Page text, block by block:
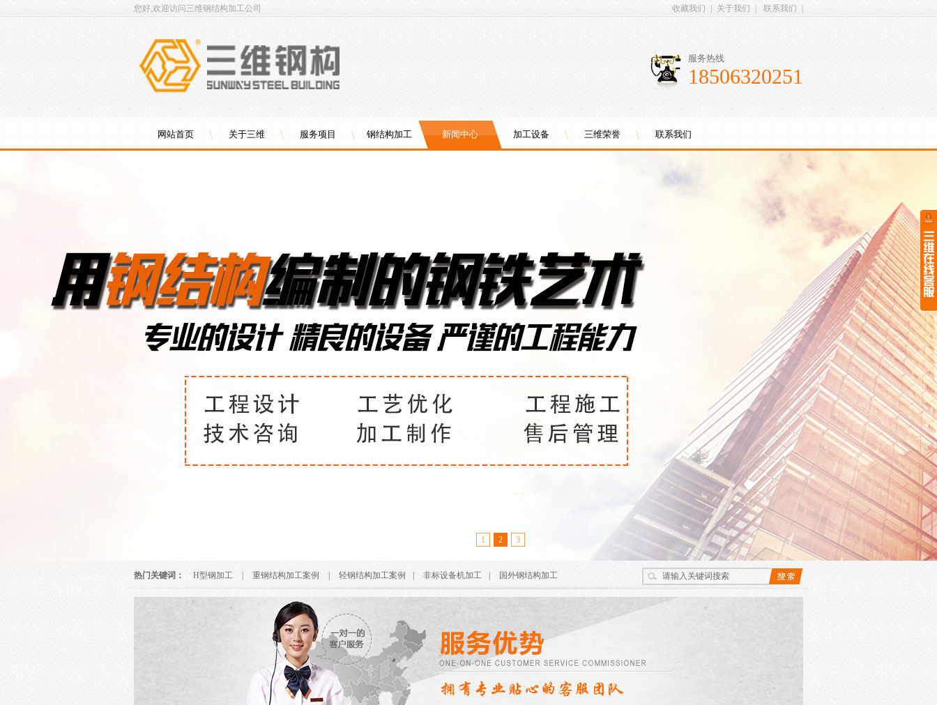
您好,欢迎访问三维钢结构加工公司 收藏我们 关于我们 联系我们
服务热线
18506320251
网站首页 关于三维 服务项目 钢结构加工 新闻中心 加工设备 三维荣誉 联系我们
1 2 3
热门关键词： H型钢加工 | 重钢结构加工案例 | 轻钢结构加工案例 | 非标设备机加工 | 国外钢结构加工